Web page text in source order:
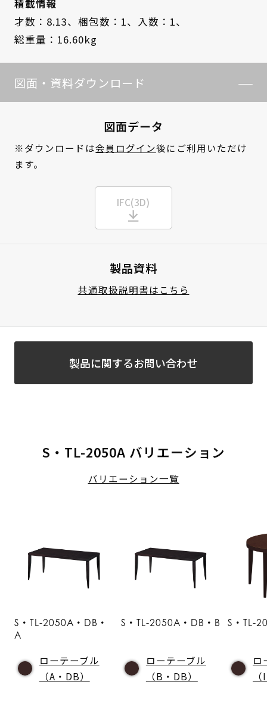
積載情報
才数：8.13、 梱包数：1、 入数：1、
総重量：16.60kg
図面・資料ダウンロード
図面データ
※ダウンロードは会員ログイン後にご利用いただけ
ます。
IFC(3D)
製品資料
共通取扱説明書はこちら
製品に関するお問い合わせ
S・TL-2050A バリエーション
バリエーション一覧
S・TL-2050A・DB・
A
ローテーブル
（A・DB）
S・TL-2050A・DB・B
ローテーブル
（B・DB）
S・TL-
ロ